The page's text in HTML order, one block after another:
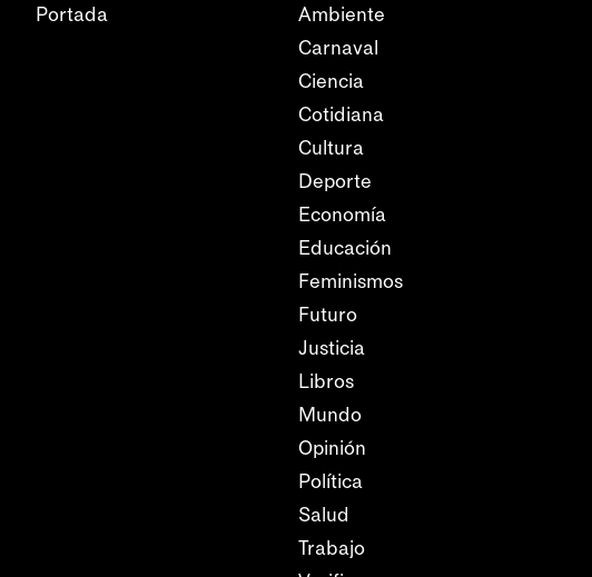
Portada
Ambiente
Carnaval
Ciencia
Cotidiana
Cultura
Deporte
Economía
Educación
Feminismos
Futuro
Justicia
Libros
Mundo
Opinión
Política
Salud
Trabajo